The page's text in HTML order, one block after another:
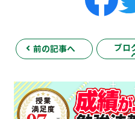
前の記事へ ブロ